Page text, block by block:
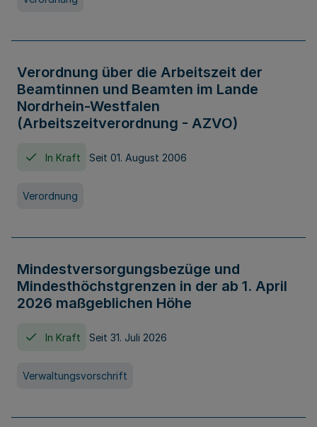
Verordnung über die Arbeitszeit der
Beamtinnen und Beamten im Lande
Nordrhein-Westfalen
(Arbeitszeitverordnung - AZVO)
In Kraft Seit 01. August 2006
Verordnung
Mindestversorgungsbezüge und
Mindesthöchstgrenzen in der ab 1. April
2026 maßgeblichen Höhe
In Kraft Seit 31. Juli 2026
Verwaltungsvorschrift